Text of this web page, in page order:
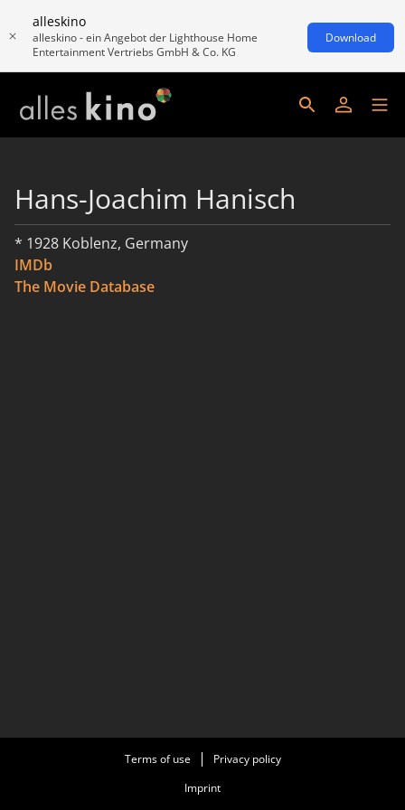
alleskino
alleskino - ein Angebot der Lighthouse Home
Entertainment Vertriebs GmbH & Co. KG
Download
Hans-Joachim Hanisch
* 1928 Koblenz, Germany
IMDb
The Movie Database
Terms of use
Privacy policy
Imprint